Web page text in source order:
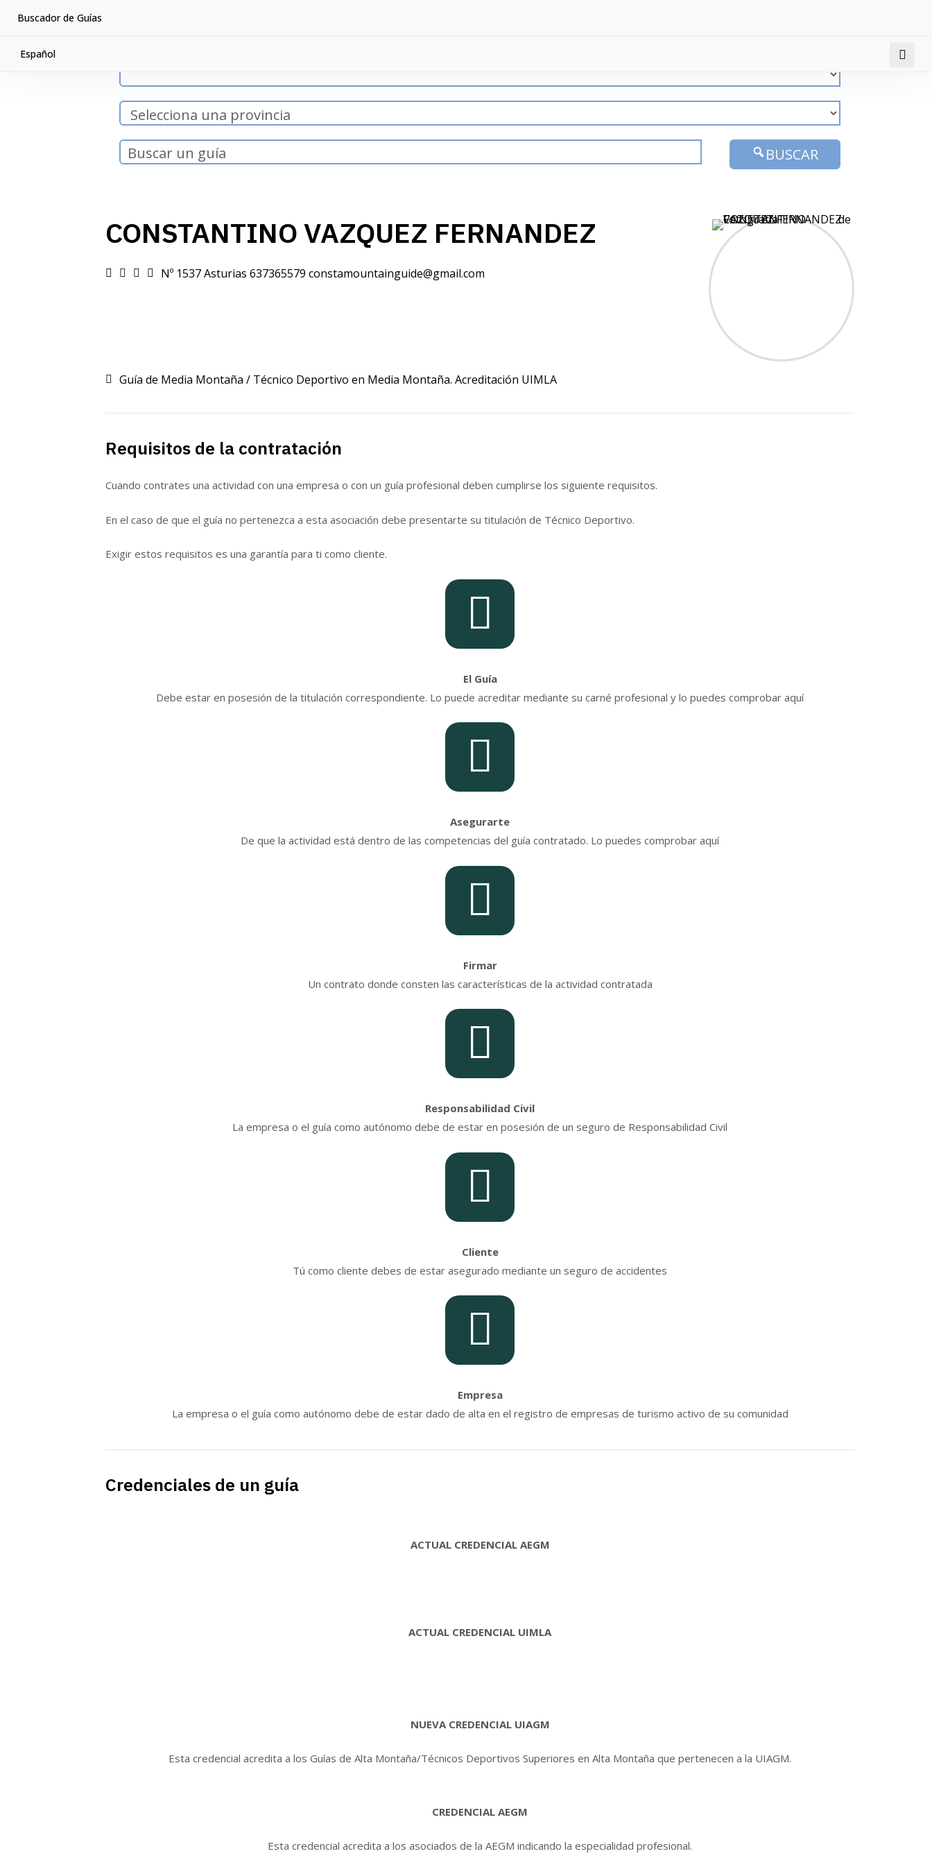
Buscador de Guías
Español
BUSCAR
CONSTANTINO VAZQUEZ FERNANDEZ
Nº 1537Asturias 637365579 constamountainguide@gmail.com
Guía de Media Montaña / Técnico Deportivo en Media Montaña. Acreditación UIMLA
Requisitos de la contratación
Cuando contrates una actividad con una empresa o con un guía profesional deben cumplirse los siguiente requisitos.
En el caso de que el guía no pertenezca a esta asociación debe presentarte su titulación de Técnico Deportivo.
Exigir estos requisitos es una garantía para ti como cliente.
El Guía
Debe estar en posesión de la titulación correspondiente. Lo puede acreditar mediante su carné profesional y lo puedes comprobar aquí
Asegurarte
De que la actividad está dentro de las competencias del guía contratado. Lo puedes comprobar aquí
Firmar
Un contrato donde consten las características de la actividad contratada
Responsabilidad Civil
La empresa o el guía como autónomo debe de estar en posesión de un seguro de Responsabilidad Civil
Cliente
Tú como cliente debes de estar asegurado mediante un seguro de accidentes
Empresa
La empresa o el guía como autónomo debe de estar dado de alta en el registro de empresas de turismo activo de su comunidad
Credenciales de un guía
ACTUAL CREDENCIAL AEGM
ACTUAL CREDENCIAL UIMLA
NUEVA CREDENCIAL UIAGM
Esta credencial acredita a los Guías de Alta Montaña/Técnicos Deportivos Superiores en Alta Montaña que pertenecen a la UIAGM.
CREDENCIAL AEGM
Esta credencial acredita a los asociados de la AEGM indicando la especialidad profesional.